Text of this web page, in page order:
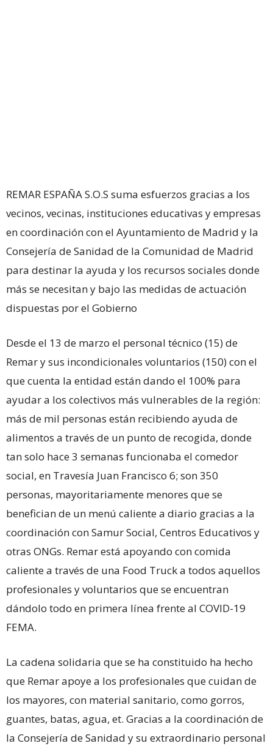
REMAR ESPAÑA S.O.S suma esfuerzos gracias a los
vecinos, vecinas, instituciones educativas y empresas
en coordinación con el Ayuntamiento de Madrid y la
Consejería de Sanidad de la Comunidad de Madrid
para destinar la ayuda y los recursos sociales donde
más se necesitan y bajo las medidas de actuación
dispuestas por el Gobierno
Desde el 13 de marzo el personal técnico (15) de
Remar y sus incondicionales voluntarios (150) con el
que cuenta la entidad están dando el 100% para
ayudar a los colectivos más vulnerables de la región:
más de mil personas están recibiendo ayuda de
alimentos a través de un punto de recogida, donde
tan solo hace 3 semanas funcionaba el comedor
social, en Travesía Juan Francisco 6; son 350
personas, mayoritariamente menores que se
benefician de un menú caliente a diario gracias a la
coordinación con Samur Social, Centros Educativos y
otras ONGs. Remar está apoyando con comida
caliente a través de una Food Truck a todos aquellos
profesionales y voluntarios que se encuentran
dándolo todo en primera línea frente al COVID-19
FEMA.
La cadena solidaria que se ha constituido ha hecho
que Remar apoye a los profesionales que cuidan de
los mayores, con material sanitario, como gorros,
guantes, batas, agua, et. Gracias a la coordinación de
la Consejería de Sanidad y su extraordinario personal